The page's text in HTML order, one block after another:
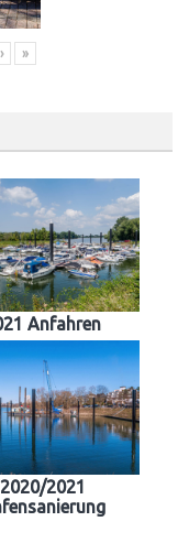
› »
Anfahren
2020/2021